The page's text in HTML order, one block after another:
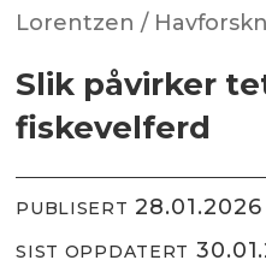
Lorentzen /
Slik påvirker
fiskevelferd
PUBLISERT
SIST OPPDATERT